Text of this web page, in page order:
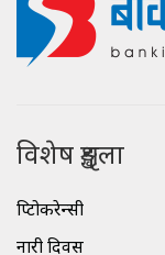
विशेष शृङ्खला
क्रिप्टोकरेन्सी
नारी दिवस